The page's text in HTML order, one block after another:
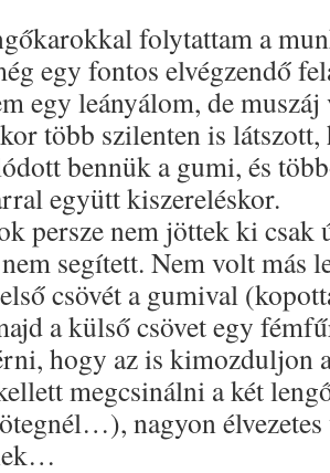
folytattam a
egy fontos elvégzendő
egy leányálom, de
több szilenten is
bennük a gumi, és
együtt kiszereléskor.
persze nem jöttek ki csak
nem segített. Nem volt más
csövét a gumival
a külső csövet egy
hogy az is kimozduljon
megcsinálni a két
nagyon